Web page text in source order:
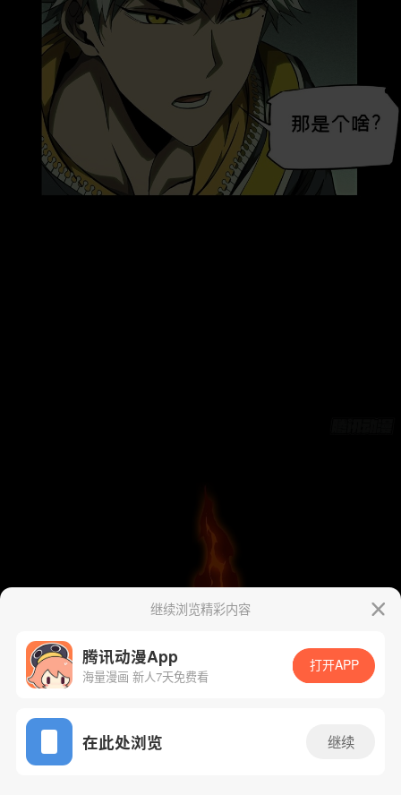
App免费看
继续浏览精彩内容
腾讯动漫App
海量漫画 新人7天免费看
打开APP
在此处浏览 继续